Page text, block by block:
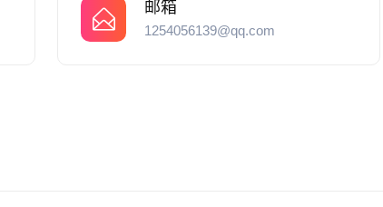
邮箱
1254056139@qq.com